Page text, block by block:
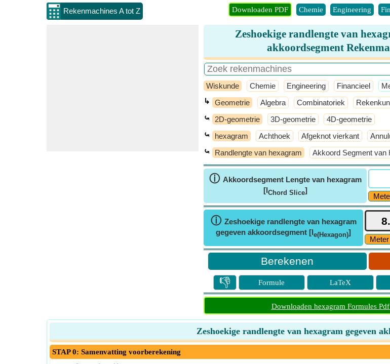
Rekenmachines A tot Z Downloaden PDF Chemie Engineering
Zeshoekige randlengte van
akkoordsegment
Wiskunde Chemie Engineering Financieel
↳ Geometrie Algebra Combinatoriek
⤿ 2D-geometrie 3D-geometrie 4D-geometrie
⤿ hexagram Achthoek Afgeknot vierkant
⤿ Randlengte van hexagram Akkoord Segment van
ⓘ Akkoordsegment Lengte van hexagram
[lChord Slice]
ⓘ Zeshoekige randlengte van hexagram
gegeven akkoordsegment [le(Hexagon)]
👎 Formule LaTeX
Downloaden hexagram Formules Pdf
Zeshoekige randlengte van hexagram gegeven
STAP 0: Samenvatting voorberekening